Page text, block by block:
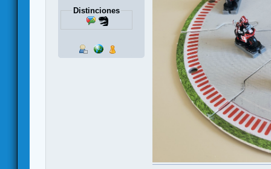
Distinciones